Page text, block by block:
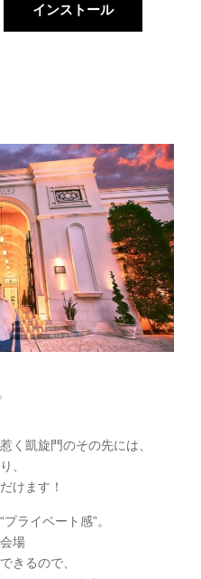
インストール
く凱旋門のその先には、
、
けます！
ライベート感”。
場
きるので、